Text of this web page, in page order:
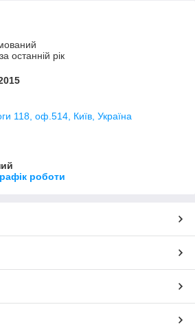
останній рік
118, оф.514, Київ, Україна
роботи